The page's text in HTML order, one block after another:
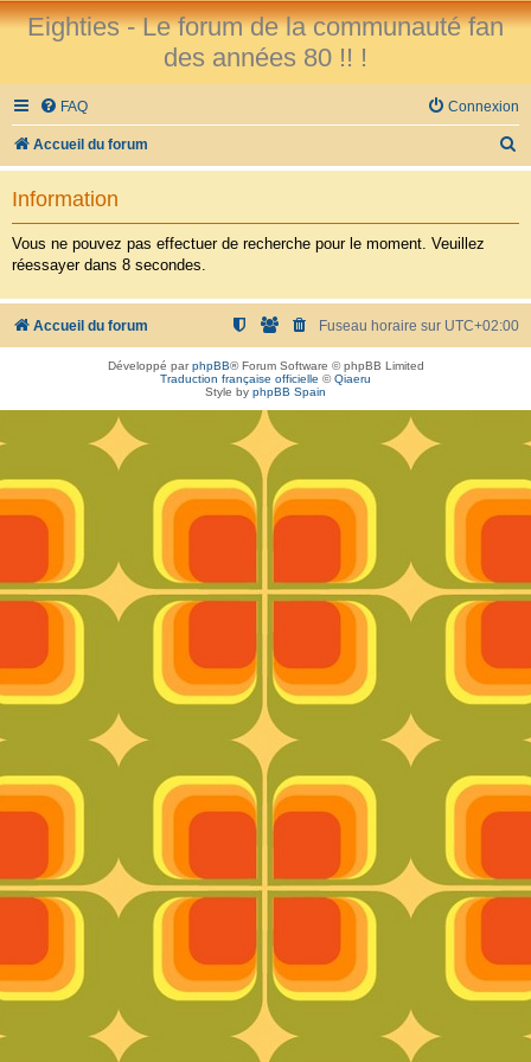
Eighties - Le forum de la communauté fan
des années 80 !! !
FAQ Connexion
Accueil du forum
e
r
c
Information
Vous ne pouvez pas effectuer de recherche pour le moment. Veuillez
réessayer dans 8 secondes.
Accueil du forum Fuseau horaire sur UTC+02:00
Développé parphpBB® Forum Software © phpBB Limited
Traduction française officielle ©Qiaeru
Style by phpBB Spain